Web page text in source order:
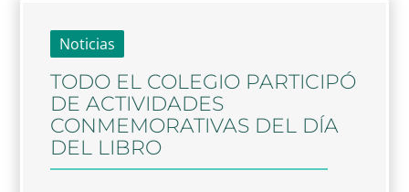
Noticias
TODO EL COLEGIO PARTICIPÓ
DE ACTIVIDADES
CONMEMORATIVAS DEL DÍA
DEL LIBRO